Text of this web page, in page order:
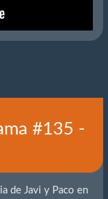
#135 -
de Javi y Paco en